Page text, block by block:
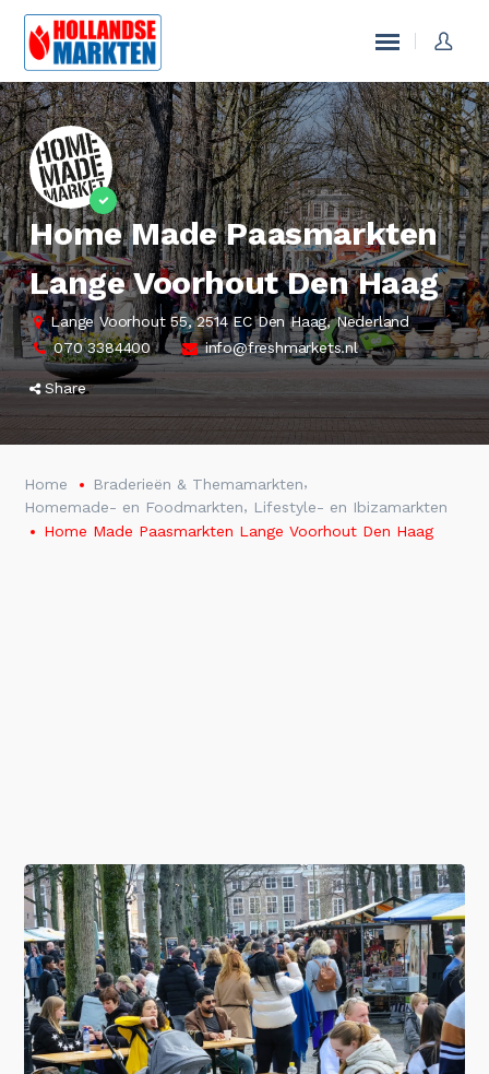
Home Made Paasmarkten
Lange Voorhout Den Haag
Lange Voorhout 55, 2514 EC Den Haag, Nederland
070 3384400
info@freshmarkets.nl
Share
Home Braderieën & Themamarkten,
Homemade- en Foodmarkten, Lifestyle- en Ibizamarkten
Home Made Paasmarkten Lange Voorhout Den Haag